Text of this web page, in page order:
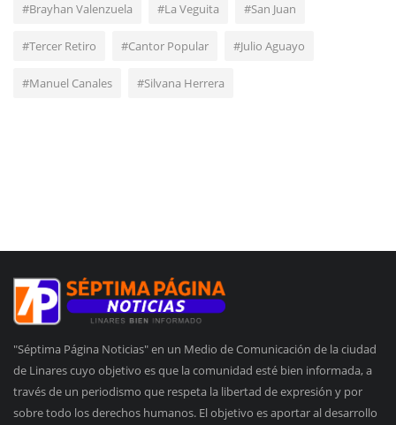
#Brayhan Valenzuela #La Veguita #San Juan
#Tercer Retiro #Cantor Popular #Julio Aguayo
#Manuel Canales #Silvana Herrera
"Séptima Página Noticias" en un Medio de Comunicación de la ciudad
de Linares cuyo objetivo es que la comunidad esté bien informada, a
través de un periodismo que respeta la libertad de expresión y por
sobre todo los derechos humanos. El objetivo es aportar al desarrollo